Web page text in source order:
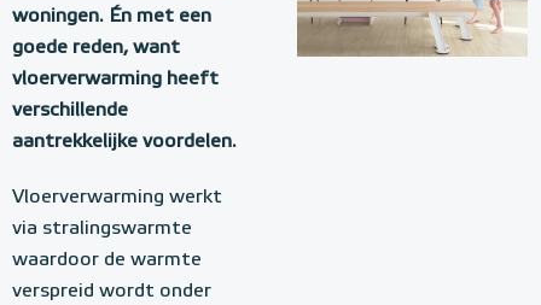
woningen. Én met een
goede reden, want
vloerverwarming heeft
verschillende
aantrekkelijke voordelen.
Vloerverwarming werkt
via stralingswarmte
waardoor de warmte
verspreid wordt onder